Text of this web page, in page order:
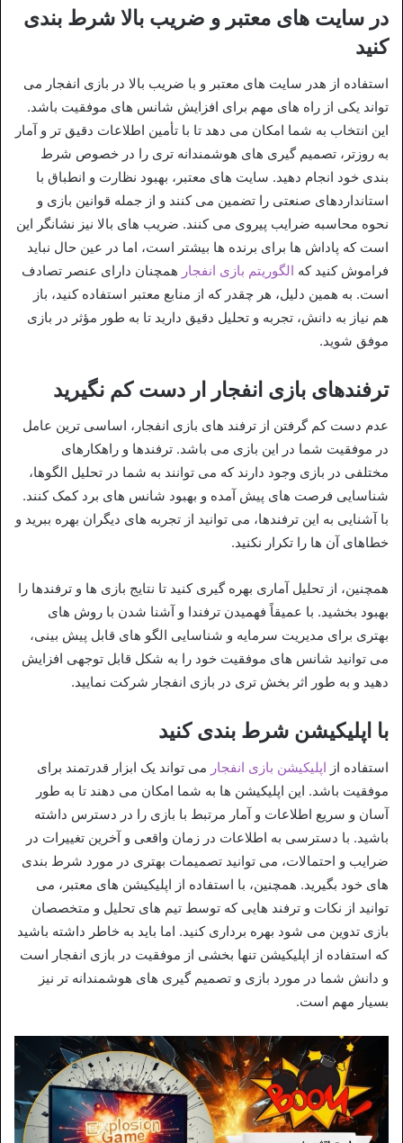
در سایت های معتبر و ضریب بالا شرط بندی
کنید
استفاده از هدر سایت‌ های معتبر و با ضریب بالا در بازی انفجار می‌
تواند یکی از راه‌ های مهم برای افزایش شانس‌ های موفقیت باشد.
این انتخاب به شما امکان می‌ دهد تا با تأمین اطلاعات دقیق‌ تر و آمار
به‌ روزتر، تصمیم‌ گیری‌ های هوشمندانه‌ تری را در خصوص شرط‌
بندی خود انجام دهید. سایت‌ های معتبر، بهبود نظارت و انطباق با
استانداردهای صنعتی را تضمین می‌ کنند و از جمله قوانین بازی و
نحوه محاسبه ضرایب پیروی می‌ کنند. ضریب‌ های بالا نیز نشانگر این
است که پاداش‌ ها برای برنده‌ ها بیشتر است، اما در عین حال نباید
فراموش کنید که الگوریتم بازی انفجار همچنان دارای عنصر تصادف
است. به همین دلیل، هر چقدر که از منابع معتبر استفاده کنید، باز
هم نیاز به دانش، تجربه و تحلیل دقیق دارید تا به طور مؤثر در بازی
موفق شوید.
ترفندهای بازی انفجار ار دست کم نگیرید
عدم دست کم گرفتن از ترفند های بازی انفجار، اساسی‌ ترین عامل
در موفقیت شما در این بازی می‌ باشد. ترفندها و راهکارهای
مختلفی در بازی وجود دارند که می‌ توانند به شما در تحلیل الگوها،
شناسایی فرصت‌ های پیش‌ آمده و بهبود شانس‌ های برد کمک کنند.
با آشنایی به این ترفندها، می‌ توانید از تجربه‌ های دیگران بهره ببرید و
خطاهای آن ها را تکرار نکنید.
همچنین، از تحلیل آماری بهره‌ گیری کنید تا نتایج بازی‌ ها و ترفندها را
بهبود بخشید. با عمیقاً فهمیدن ترفندا و آشنا شدن با روش‌ های
بهتری برای مدیریت سرمایه و شناسایی الگو های قابل پیش‌ بینی،
می‌ توانید شانس‌ های موفقیت خود را به شکل قابل توجهی افزایش
دهید و به طور اثر بخش‌ تری در بازی انفجار شرکت نمایید.
با اپلیکیشن شرط بندی کنید
استفاده از اپلیکیشن بازی انفجار می‌ تواند یک ابزار قدرتمند برای
موفقیت باشد. این اپلیکیشن‌ ها به شما امکان می‌ دهند تا به طور
آسان و سریع اطلاعات و آمار مرتبط با بازی را در دسترس داشته
باشید. با دسترسی به اطلاعات در زمان واقعی و آخرین تغییرات در
ضرایب و احتمالات، می‌ توانید تصمیمات بهتری در مورد شرط‌ بندی‌
های خود بگیرید. همچنین، با استفاده از اپلیکیشن‌ های معتبر، می‌
توانید از نکات و ترفند هایی که توسط تیم‌ های تحلیل و متخصصان
بازی تدوین می‌ شود بهره‌ برداری کنید. اما باید به خاطر داشته باشید
که استفاده از اپلیکیشن تنها بخشی از موفقیت در بازی انفجار است
و دانش شما در مورد بازی و تصمیم‌ گیری‌ های هوشمندانه‌ تر نیز
بسیار مهم است.